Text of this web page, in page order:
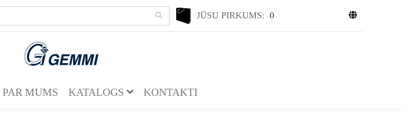
JŪSU PIRKUMS: 0
PAR MUMS KATALOGS KONTAKTI